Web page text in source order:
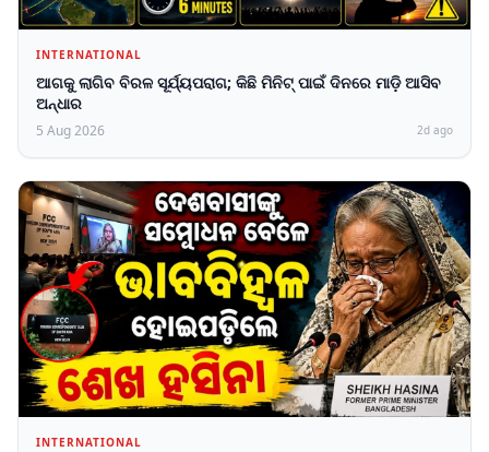
INTERNATIONAL
ଆଗକୁ ଲାଗିବ ବିରଳ ସୂର୍ଯ୍ୟପରାଗ; କିଛି ମିନିଟ୍ ପାଇଁ ଦିନରେ ମାଡ଼ି ଆସିବ
ଅନ୍ଧାର
5 Aug 2026 2d ago
INTERNATIONAL